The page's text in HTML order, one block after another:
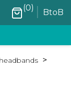
BtoB
(0)